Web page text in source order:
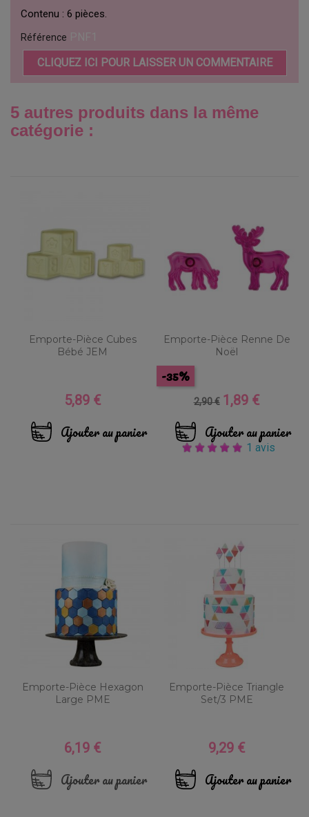
Contenu : 6 pièces.
Référence
CLIQUEZ ICI POUR LAISSER UN COMMENTAIRE
5 autres produits dans la même
catégorie :
Emporte-Pièce Cubes
Bébé JEM
Prix
5,89 €
Ajouter au panier
Emporte-Pièce Renne De
Noël
Prix
base
2,90 €
-35%
Prix
1,89 €
Ajouter au panier
1 avis
Emporte-Pièce Hexagon
Large PME
Prix
6,19 €
Ajouter au panier
Emporte-Pièce Triangle
Set/3 PME
Prix
9,29 €
Ajouter au panier